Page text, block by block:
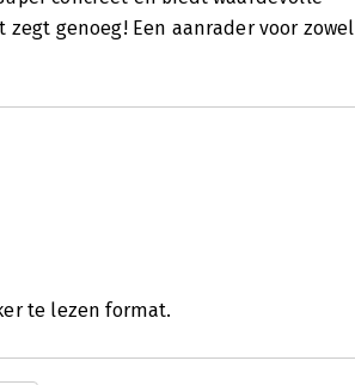
genoeg! Een aanrader voor zowel
te lezen format.